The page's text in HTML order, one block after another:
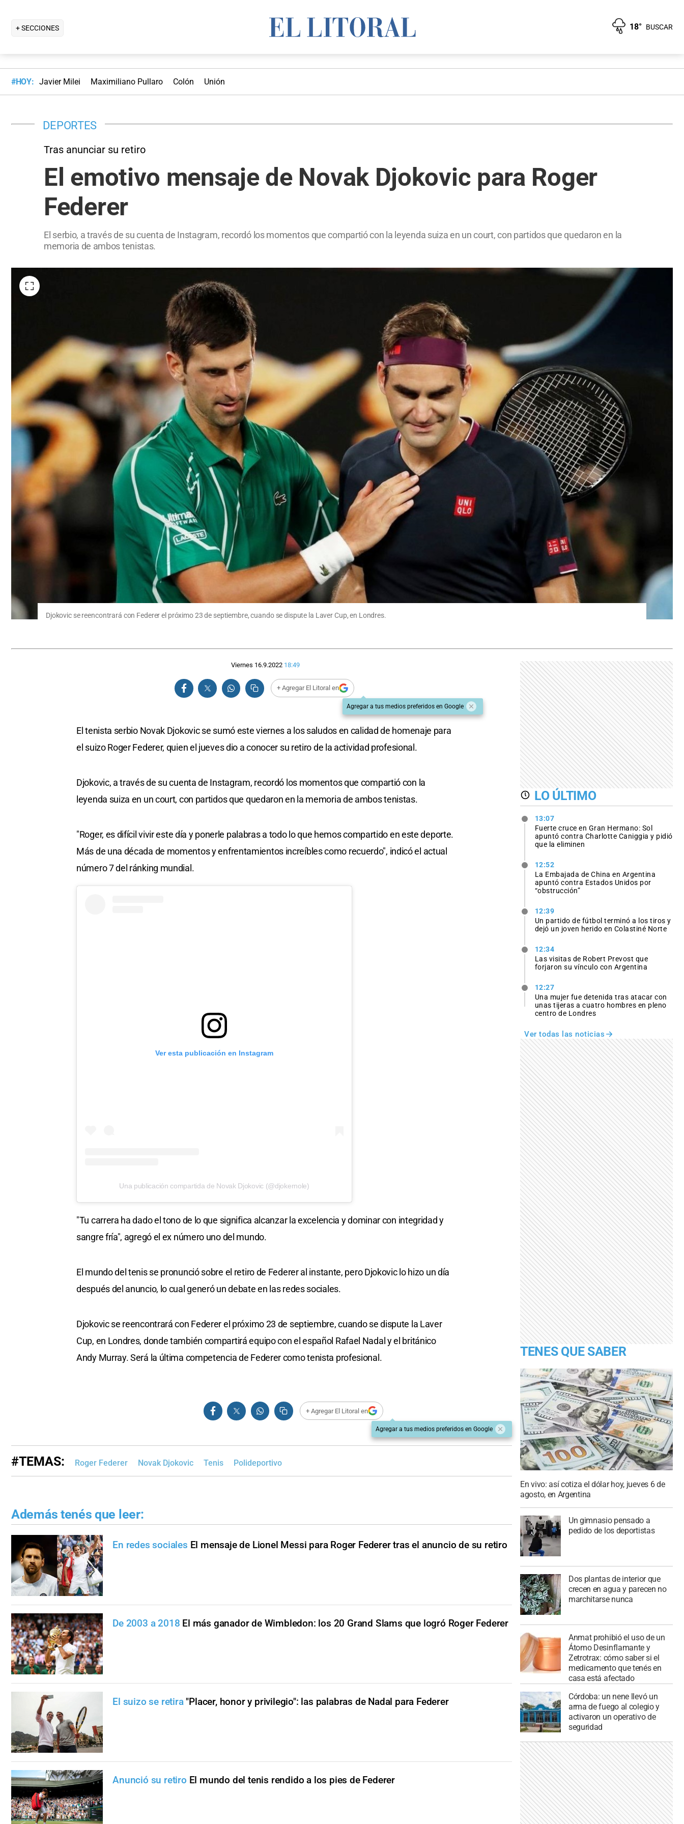
+ SECCIONES 18° BUSCAR
#HOY: Javier Milei Maximiliano Pullaro Colón Unión
DEPORTES
Tras anunciar su retiro
El emotivo mensaje de Novak Djokovic para Roger
Federer
El serbio, a través de su cuenta de Instagram, recordó los momentos que compartió con la leyenda suiza en un court, con partidos que quedaron en la
memoria de ambos tenistas.
Djokovic se reencontrará con Federer el próximo 23 de septiembre, cuando se dispute la Laver Cup, en Londres.
Viernes 16.9.2022 18:49
+ Agregar El Litoral en
Agregar a tus medios preferidos en Google
El tenista serbio Novak Djokovic se sumó este viernes a los saludos en calidad de homenaje para
el suizo Roger Federer, quien el jueves dio a conocer su retiro de la actividad profesional.
Djokovic, a través de su cuenta de Instagram, recordó los momentos que compartió con la
leyenda suiza en un court, con partidos que quedaron en la memoria de ambos tenistas.
"Roger, es difícil vivir este día y ponerle palabras a todo lo que hemos compartido en este deporte.
Más de una década de momentos y enfrentamientos increíbles como recuerdo", indicó el actual
número 7 del ránking mundial.
Ver esta publicación en Instagram
Una publicación compartida de Novak Djokovic (@djokernole)
"Tu carrera ha dado el tono de lo que significa alcanzar la excelencia y dominar con integridad y
sangre fría", agregó el ex número uno del mundo.
El mundo del tenis se pronunció sobre el retiro de Federer al instante, pero Djokovic lo hizo un día
después del anuncio, lo cual generó un debate en las redes sociales.
Djokovic se reencontrará con Federer el próximo 23 de septiembre, cuando se dispute la Laver
Cup, en Londres, donde también compartirá equipo con el español Rafael Nadal y el británico
Andy Murray. Será la última competencia de Federer como tenista profesional.
+ Agregar El Litoral en
Agregar a tus medios preferidos en Google
#TEMAS: Roger Federer Novak Djokovic Tenis Polideportivo
Además tenés que leer:
En redes sociales El mensaje de Lionel Messi para Roger Federer tras el anuncio de su retiro
De 2003 a 2018 El más ganador de Wimbledon: los 20 Grand Slams que logró Roger Federer
El suizo se retira "Placer, honor y privilegio": las palabras de Nadal para Federer
Anunció su retiro El mundo del tenis rendido a los pies de Federer
LO ÚLTIMO
13:07
Fuerte cruce en Gran Hermano: Sol
apuntó contra Charlotte Caniggia y pidió
que la eliminen
12:52
La Embajada de China en Argentina
apuntó contra Estados Unidos por
“obstrucción”
12:39
Un partido de fútbol terminó a los tiros y
dejó un joven herido en Colastiné Norte
12:34
Las visitas de Robert Prevost que
forjaron su vínculo con Argentina
12:27
Una mujer fue detenida tras atacar con
unas tijeras a cuatro hombres en pleno
centro de Londres
Ver todas las noticias
TENES QUE SABER
En vivo: así cotiza el dólar hoy, jueves 6 de
agosto, en Argentina
Un gimnasio pensado a
pedido de los deportistas
Dos plantas de interior que
crecen en agua y parecen no
marchitarse nunca
Anmat prohibió el uso de un
Átomo Desinflamante y
Zetrotrax: cómo saber si el
medicamento que tenés en
casa está afectado
Córdoba: un nene llevó un
arma de fuego al colegio y
activaron un operativo de
seguridad